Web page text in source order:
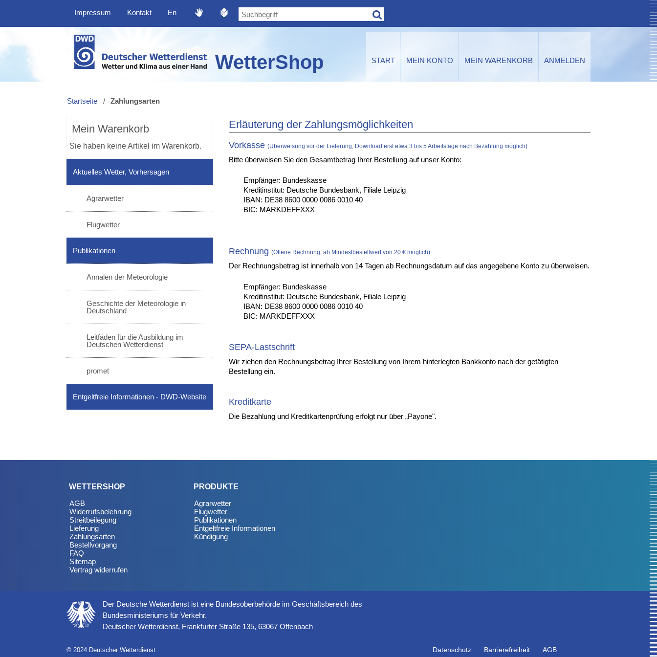
Impressum Kontakt En
WetterShop START MEIN KONTO MEIN WARENKORB ANMELDEN
Startseite / Zahlungsarten
Mein Warenkorb
Sie haben keine Artikel im Warenkorb.
Aktuelles Wetter, Vorhersagen
Agrarwetter
Flugwetter
Publikationen
Annalen der Meteorologie
Geschichte der Meteorologie in
Deutschland
Leitfäden für die Ausbildung im
Deutschen Wetterdienst
promet
Entgeltfreie Informationen - DWD-Website
Erläuterung der Zahlungsmöglichkeiten
Vorkasse(Überweisung vor der Lieferung, Download erst etwa 3 bis 5 Arbeitstage nach Bezahlung möglich)
Bitte überweisen Sie den Gesamtbetrag Ihrer Bestellung auf unser Konto:
Empfänger: Bundeskasse
Kreditinstitut: Deutsche Bundesbank, Filiale Leipzig
IBAN: DE38 8600 0000 0086 0010 40
BIC: MARKDEFFXXX
Rechnung(Offene Rechnung, ab Mindestbestellwert von 20 € möglich)
Der Rechnungsbetrag ist innerhalb von 14 Tagen ab Rechnungsdatum auf das angegebene Konto zu überweisen.
Empfänger: Bundeskasse
Kreditinstitut: Deutsche Bundesbank, Filiale Leipzig
IBAN: DE38 8600 0000 0086 0010 40
BIC: MARKDEFFXXX
SEPA-Lastschrift
Wir ziehen den Rechnungsbetrag Ihrer Bestellung von Ihrem hinterlegten Bankkonto nach der getätigten
Bestellung ein.
Kreditkarte
Die Bezahlung und Kreditkartenprüfung erfolgt nur über „Payone".
WETTERSHOP
AGB
Widerrufsbelehrung
Streitbeilegung
Lieferung
Zahlungsarten
Bestellvorgang
FAQ
Sitemap
Vertrag widerrufen
PRODUKTE
Agrarwetter
Flugwetter
Publikationen
Entgeltfreie Informationen
Kündigung
Der Deutsche Wetterdienst ist eine Bundesoberbehörde im Geschäftsbereich des
Bundesministeriums für Verkehr.
Deutscher Wetterdienst, Frankfurter Straße 135, 63067 Offenbach
Datenschutz Barrierefreiheit AGB
© 2024 Deutscher Wetterdienst